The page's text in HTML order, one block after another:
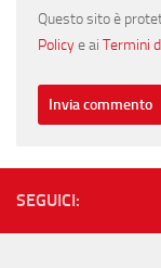
Questo sito è
Policye ai Termini
SEGUICI: